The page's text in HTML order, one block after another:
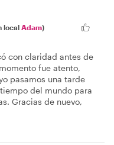
local Adam)
con claridad antes de
fue atento,
pasamos una tarde
del mundo para
Gracias de nuevo,